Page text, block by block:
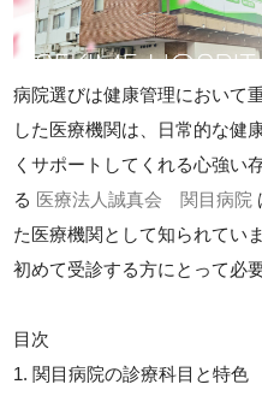
病院選びは健康管理において
した医療機関は、日常的な健
くサポートしてくれる心強い
る 医療法人誠真会 関目病院
た医療機関として知られてい
初めて受診する方にとって必
目次
1. 関目病院の診療科目と特色